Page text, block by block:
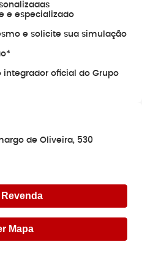
e especializado
e solicite sua simulação
integrador oficial do Grupo
de Oliveira, 530
Revenda
Mapa